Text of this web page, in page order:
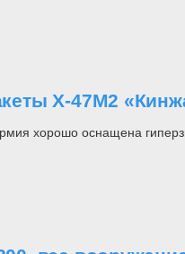
Х-47М2
хорошо оснащена